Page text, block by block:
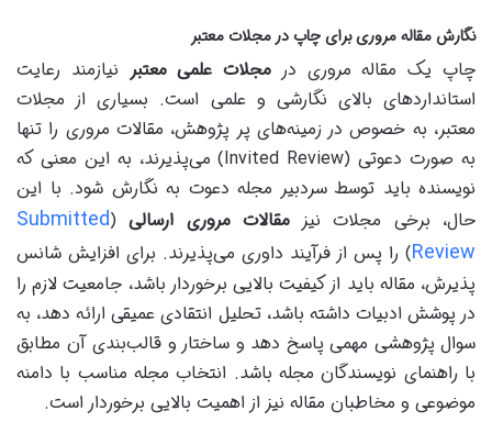
نگارش مقاله مروری برای چاپ در مجلات معتبر
چاپ یک مقاله مروری در مجلات علمی معتبر نیازمند رعایت
استانداردهای بالای نگارشی و علمی است. بسیاری از مجلات
معتبر، به خصوص در زمینه‌های پر پژوهش، مقالات مروری را تنها
به صورت دعوتی (Invited Review) می‌پذیرند، به این معنی که
نویسنده باید توسط سردبیر مجله دعوت به نگارش شود. با این
حال، برخی مجلات نیزمقالات مروری ارسالی(
Submitted
Review) را پس از فرآیند داوری می‌پذیرند. برای افزایش شانس
پذیرش، مقاله باید از کیفیت بالایی برخوردار باشد، جامعیت لازم را
در پوشش ادبیات داشته باشد، تحلیل انتقادی عمیقی ارائه دهد، به
سوال پژوهشی مهمی پاسخ دهد و ساختار و قالب‌بندی آن مطابق
با راهنمای نویسندگان مجله باشد. انتخاب مجله مناسب با دامنه
موضوعی و مخاطبان مقاله نیز از اهمیت بالایی برخوردار است.